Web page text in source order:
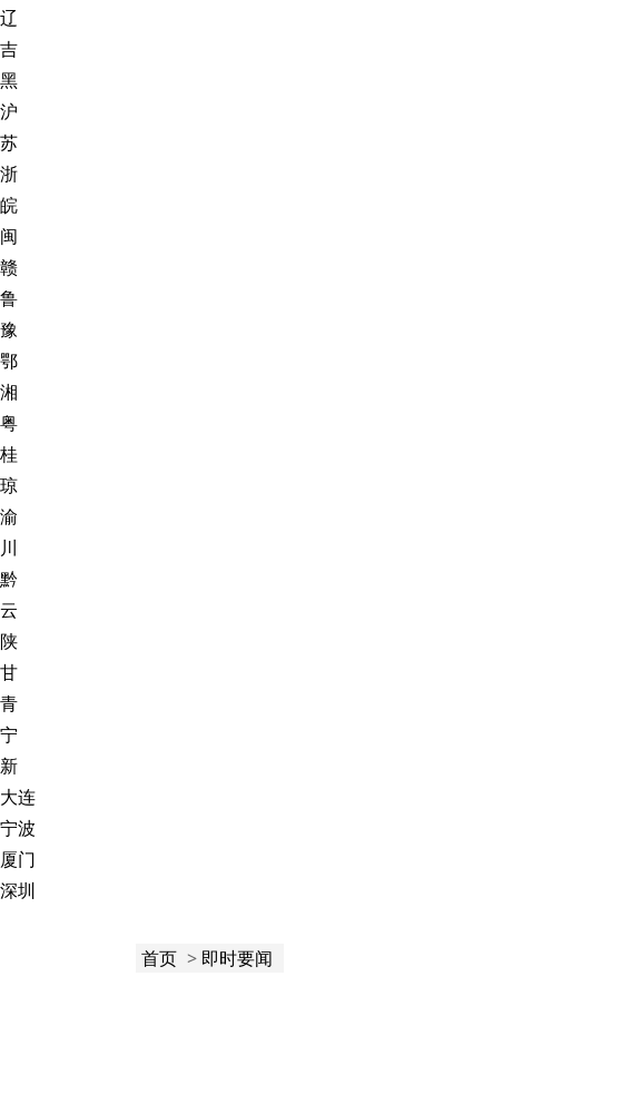
辽
吉
黑
沪
苏
浙
皖
闽
赣
鲁
豫
鄂
湘
粤
桂
琼
渝
川
黔
云
陕
甘
青
宁
新
大连
宁波
厦门
深圳
首页 > 即时要闻